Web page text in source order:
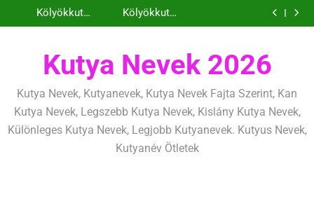
a
következetesen
héten kezdj el
alapelvek, amik
egész életre
mentálisan és
fizikailag
határok:
tanítás alapjai,
Kölyökkutya
nevelési
szólnak
Kölyökkutya
lefárasztása:
Kölyökkutya és
következetesen
Kutya Nevek 2026
Kutya Nevek, Kutyanevek, Kutya Nevek Fajta Szerint, Kan
Kutya Nevek, Legszebb Kutya Nevek, Kislány Kutya Nevek,
Különleges Kutya Nevek, Legjobb Kutyanevek. Kutyus Nevek,
Kutyanév Ötletek